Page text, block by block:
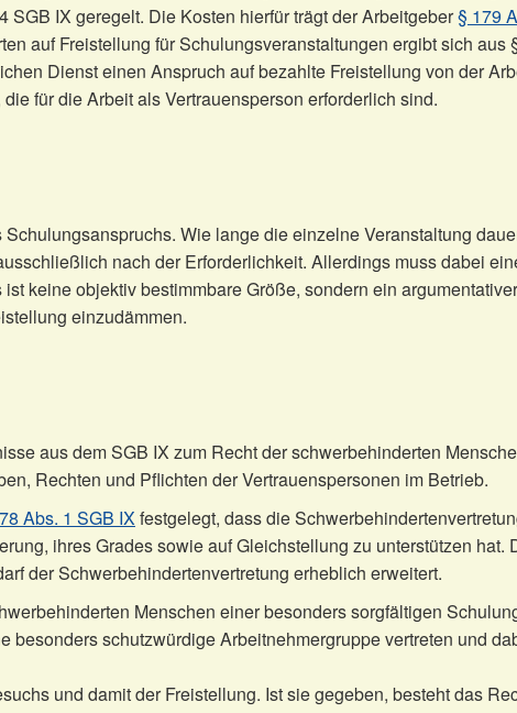
IX geregelt. Die Kosten hierfür trägt der Arbeitgeber§ 179
auf Freistellung für Schulungsveranstaltungen ergibt sich aus
Dienst einen Anspruch auf bezahlte Freistellung von der
für die Arbeit als Vertrauensperson erforderlich sind.
Wie lange die einzelne Veranstaltung
nach der Erforderlichkeit. Allerdings muss dabei
keine objektiv bestimmbare Größe, sondern ein
einzudämmen.
aus dem SGB IX zum Recht der schwerbehinderten
Rechten und Pflichten der Vertrauenspersonen im Betrieb.
Abs. 1 SGB IXfestgelegt, dass die
ihres Grades sowie auf Gleichstellung zu unterstützen hat.
der Schwerbehindertenvertretung erheblich erweitert.
Menschen einer besonders sorgfältigen
besonders schutzwürdige Arbeitnehmergruppe vertreten und
und damit der Freistellung. Ist sie gegeben, besteht das